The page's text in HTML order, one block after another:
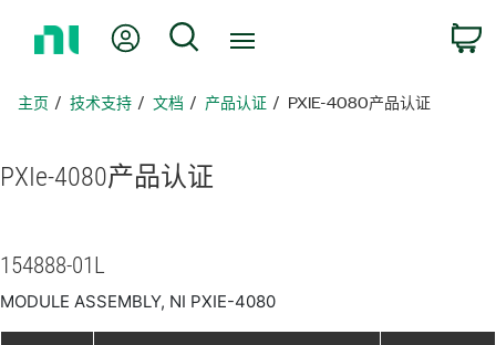
页
我的账户 搜索
主页 技术支持 文档 产品认证 PXIE-4080产品认证
PXIe-4080产品认证
154888-01L
MODULE ASSEMBLY, NI PXIE-4080